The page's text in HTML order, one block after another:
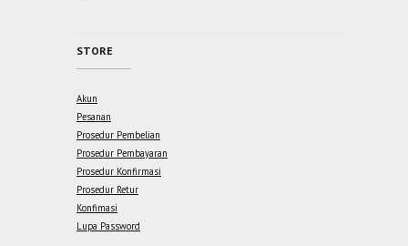
STORE
Akun
Pesanan
Prosedur Pembelian
Prosedur Pembayaran
Prosedur Konfirmasi
Prosedur Retur
Konfimasi
Lupa Password